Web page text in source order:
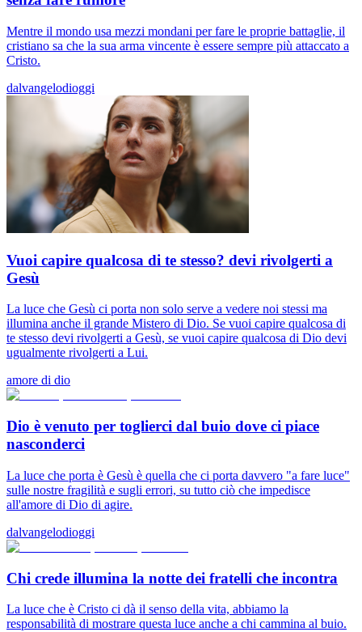
Mentre il mondo usa mezzi mondani per fare le proprie battaglie, il
cristiano sa che la sua arma vincente è essere sempre più attaccato a
Cristo.
dalvangelodioggi
Vuoi capire qualcosa di te stesso? devi rivolgerti a
Gesù
La luce che Gesù ci porta non solo serve a vedere noi stessi ma
illumina anche il grande Mistero di Dio. Se vuoi capire qualcosa di
te stesso devi rivolgerti a Gesù, se vuoi capire qualcosa di Dio devi
ugualmente rivolgerti a Lui.
amore di dio
Dio è venuto per toglierci dal buio dove ci piace
nasconderci
La luce che porta è Gesù è quella che ci porta davvero "a fare luce"
sulle nostre fragilità e sugli errori, su tutto ciò che impedisce
all'amore di Dio di agire.
dalvangelodioggi
Chi crede illumina la notte dei fratelli che incontra
La luce che è Cristo ci dà il senso della vita, abbiamo la
responsabilità di mostrare questa luce anche a chi cammina al buio.